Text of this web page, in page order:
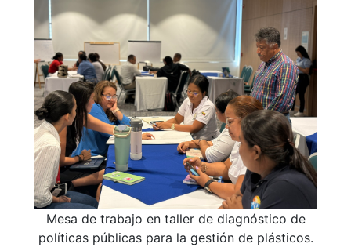
Mesa de trabajo en taller de diagnóstico de
políticas públicas para la gestión de plásticos.